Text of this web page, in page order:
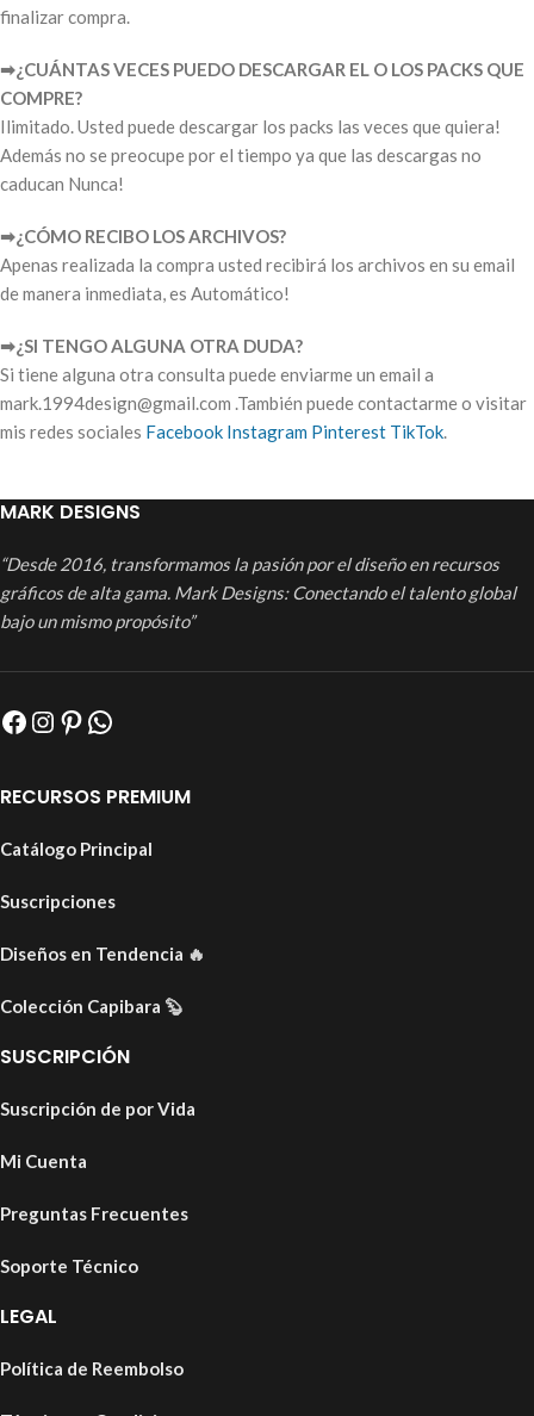
finalizar compra.
➡︎¿CUÁNTAS VECES PUEDO DESCARGAR EL O LOS PACKS QUE
COMPRE?
Ilimitado. Usted puede descargar los packs las veces que quiera!
Además no se preocupe por el tiempo ya que las descargas no
caducan Nunca!
➡︎¿CÓMO RECIBO LOS ARCHIVOS?
Apenas realizada la compra usted recibirá los archivos en su email
de manera inmediata, es Automático!
➡︎¿SI TENGO ALGUNA OTRA DUDA?
Si tiene alguna otra consulta puede enviarme un email a
mark.1994design@gmail.com .También puede contactarme o visitar
mis redes sociales Facebook Instagram Pinterest TikTok.
MARK DESIGNS
“Desde 2016, transformamos la pasión por el diseño en recursos
gráficos de alta gama. Mark Designs: Conectando el talento global
bajo un mismo propósito”
RECURSOS PREMIUM
Catálogo Principal
Suscripciones
Diseños en Tendencia 🔥
Colección Capibara 🦫
SUSCRIPCIÓN
Suscripción de por Vida
Mi Cuenta
Preguntas Frecuentes
Soporte Técnico
LEGAL
Política de Reembolso